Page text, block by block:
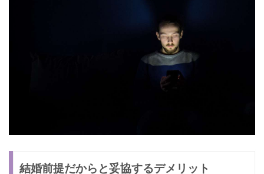
結婚前提だからと妥協するデメリット